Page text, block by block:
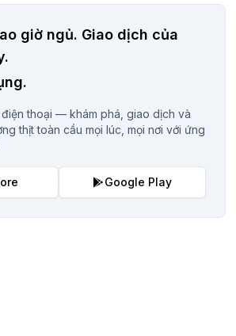
giờ ngủ. Giao dịch của
thoại — khám phá, giao dịch và
thịt toàn cầu mọi lúc, mọi nơi với ứng
Google Play